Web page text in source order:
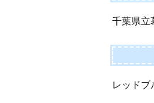
千葉県立
レッドブ